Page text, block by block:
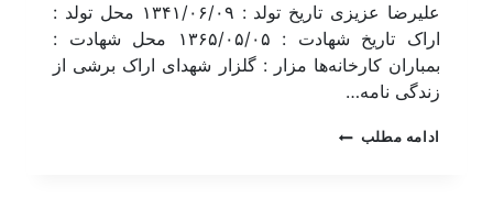
علیرضا عزیزی تاریخ تولد : ۱۳۴۱/۰۶/۰۹ محل تولد :
اراک تاریخ شهادت : ۱۳۶۵/۰۵/۰۵ محل شهادت :
بمباران کارخانه‌ها مزار : گلزار شهدای اراک برشی از
زندگی نامه…
ادامه مطلب